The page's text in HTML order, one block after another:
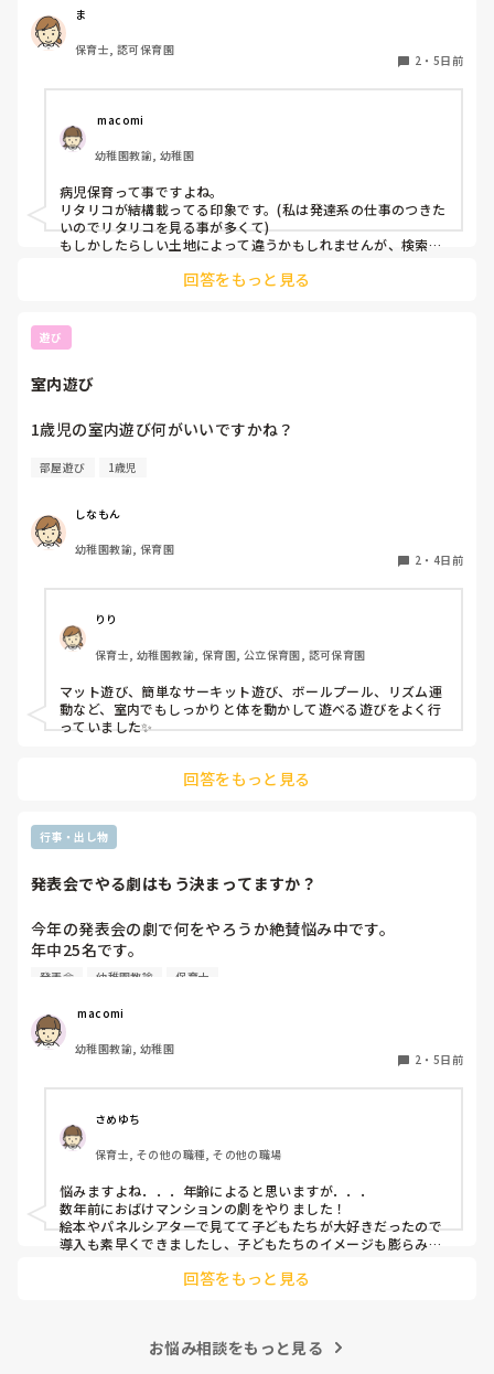
今は保育園勤務ですが、
本当は小児科で保育士として
働きたいです。
しかし、地方なのかそのような求人が
ほぼなく、ホームページなどもチェック
していますが見つかりません😭
もともと、看護師を目指していたのもあって、、
もちろん医療的なことができないのは
わかっていますが💦
ま
保育士, 認可保育園
2 ・ 5日前
macomi
幼稚園教諭, 幼稚園
病児保育って事ですよね。
リタリコが結構載ってる印象です。(私は発達系の仕事のつきた
いのでリタリコを見る事が多くて)
もしかしたらしい土地によって違うかもしれませんが、検索し
回答をもっと見る
遊び
室内遊び
1歳児の室内遊び何がいいですかね？
部屋遊び 1歳児
しなもん
幼稚園教諭, 保育園
2 ・ 4日前
りり
保育士, 幼稚園教諭, 保育園, 公立保育園, 認可保育園
マット遊び、簡単なサーキット遊び、ボールプール、リズム運
動など、室内でもしっかりと体を動かして遊べる遊びをよく行
っていました✨
回答をもっと見る
行事・出し物
発表会でやる劇はもう決まってますか？
今年の発表会の劇で何をやろうか絶賛悩み中です。
年中25名です。
過去に「これは子どもたちも楽しんで大成功だった！」「観
ひ教えてほしいです！
発表会 幼稚園教諭 保育士
macomi
幼稚園教諭, 幼稚園
2 ・ 5日前
さめゆち
保育士, その他の職種, その他の職場
悩みますよね．．．年齢によると思いますが．．．
数年前におばけマンションの劇をやりました！
絵本やパネルシアターで見てて子どもたちが大好きだったので
導入も素早くできましたし、子どもたちのイメージも膨らみや
回答をもっと見る
お悩み相談をもっと見る